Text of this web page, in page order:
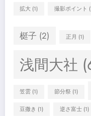
拡大 (1) 撮影ポイント
梃子 (2) 正月 (1)
浅間大社
笠雲 (1) 節分祭(1)
豆撒き (1) 逆さ富士(1)